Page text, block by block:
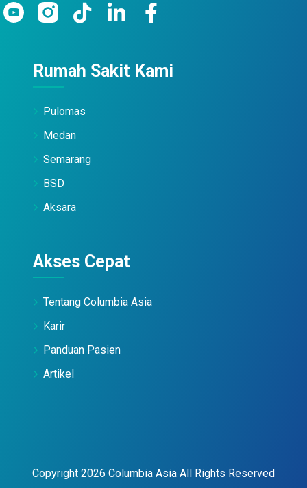
Rumah Sakit Kami
Pulomas
Medan
Semarang
BSD
Aksara
Akses Cepat
Tentang Columbia Asia
Karir
Panduan Pasien
Artikel
Copyright 2026 Columbia Asia All Rights Reserved